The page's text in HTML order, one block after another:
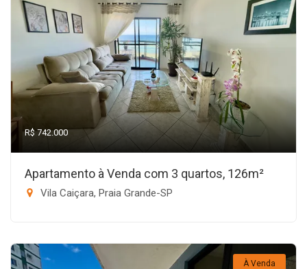
R$ 742.000
Apartamento à Venda com 3 quartos, 126m²
Vila Caiçara, Praia Grande-SP
À Venda